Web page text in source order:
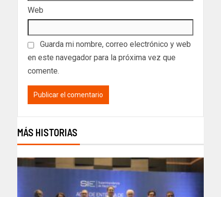
Web
Guarda mi nombre, correo electrónico y web
en este navegador para la próxima vez que
comente.
MÁS HISTORIAS